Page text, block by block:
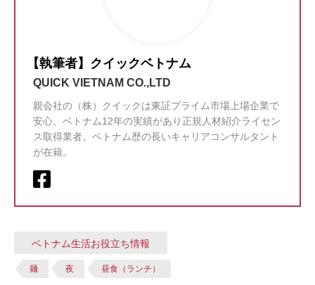
【執筆者】クイックベトナム
QUICK VIETNAM CO.,LTD
親会社の（株）クイックは東証プライム市場上場企業で
安心。ベトナム12年の実績があり正規人材紹介ライセン
ス取得業者。ベトナム歴の長いキャリアコンサルタント
が在籍。
ベトナム生活お役立ち情報
麺 夜 昼食（ランチ）